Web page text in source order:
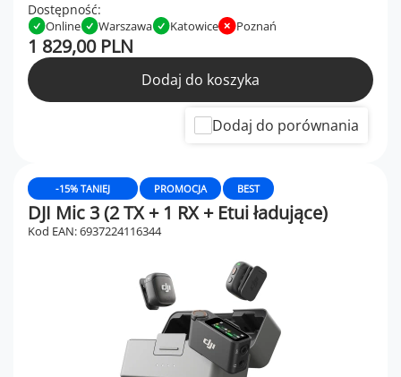
Dostępność:
Online Warszawa Katowice Poznań
1 829,00 PLN
Dodaj do koszyka
Dodaj do porównania
PROMOCJA BEST
-15% TANIEJ
DJI Mic 3 (2 TX + 1 RX + Etui ładujące)
Kod EAN: 6937224116344